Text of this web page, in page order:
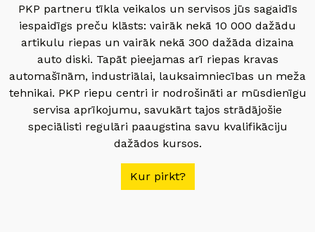
PKP partneru tīkla veikalos un servisos jūs sagaidīs
iespaidīgs preču klāsts: vairāk nekā 10 000 dažādu
artikulu riepas un vairāk nekā 300 dažāda dizaina
auto diski. Tapāt pieejamas arī riepas kravas
automašīnām, industriālai, lauksaimniecības un meža
tehnikai. PKP riepu centri ir nodrošināti ar mūsdienīgu
servisa aprīkojumu, savukārt tajos strādājošie
speciālisti regulāri paaugstina savu kvalifikāciju
dažādos kursos.
Kur pirkt?